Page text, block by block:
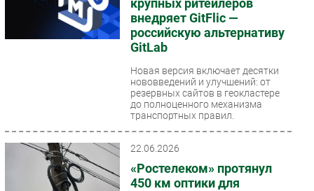
внедряет GitFlic —
российскую альтернативу
GitLab
Новая версия включает десятки
нововведений и улучшений: от
резервных сайтов в геокластере
до полноценного механизма
транспортных правил.
22.06.2026
«Ростелеком» протянул
450 км оптики для